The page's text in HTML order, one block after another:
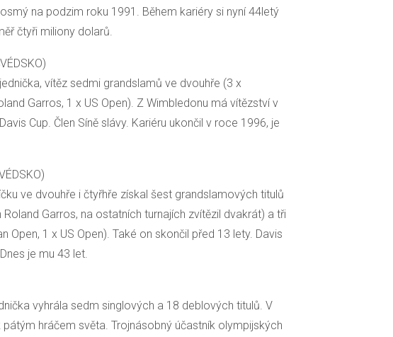
na podzim roku 1991. Během kariéry si nyní 44letý
čtyři miliony dolarů.
vítěz sedmi grandslamů ve dvouhře (3 x
Garros, 1 x US Open). Z Wimbledonu má vítězství v
Cup. Člen Síně slávy. Kariéru ukončil v roce 1996, je
ve dvouhře i čtyřhře získal šest grandslamových titulů
Roland Garros, na ostatních turnajích zvítězil dvakrát) a tři
Open, 1 x US Open). Také on skončil před 13 lety. Davis
je mu 43 let.
vyhrála sedm singlových a 18 deblových titulů. V
pátým hráčem světa. Trojnásobný účastník olympijských